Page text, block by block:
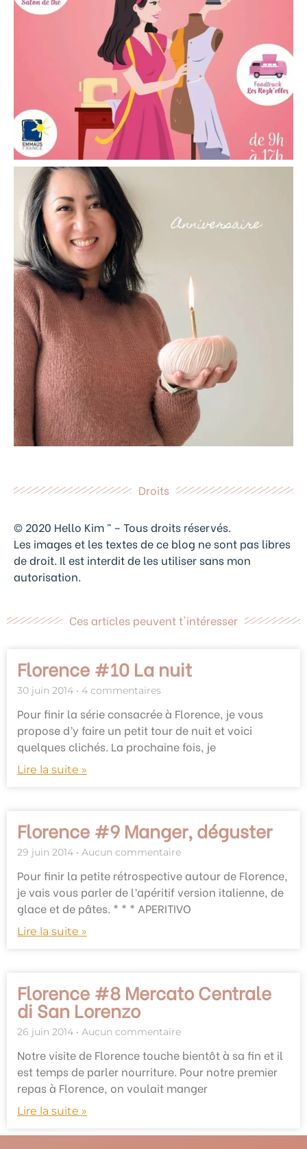
Droits
© 2020 Hello Kim ™ – Tous droits réservés.
Les images et les textes de ce blog ne sont pas libres
de droit. Il est interdit de les utiliser sans mon
autorisation.
Ces articles peuvent t'intéresser
Florence #10 La nuit
30 juin 2014 4 commentaires
Pour finir la série consacrée à Florence, je vous
propose d’y faire un petit tour de nuit et voici
quelques clichés. La prochaine fois, je
Lire la suite »
Florence #9 Manger, déguster
29 juin 2014 Aucun commentaire
Pour finir la petite rétrospective autour de Florence,
je vais vous parler de l’apéritif version italienne, de
glace et de pâtes. * * * APERITIVO
Lire la suite »
Florence #8 Mercato Centrale
di San Lorenzo
26 juin 2014 Aucun commentaire
Notre visite de Florence touche bientôt à sa fin et il
est temps de parler nourriture. Pour notre premier
repas à Florence, on voulait manger
Lire la suite »